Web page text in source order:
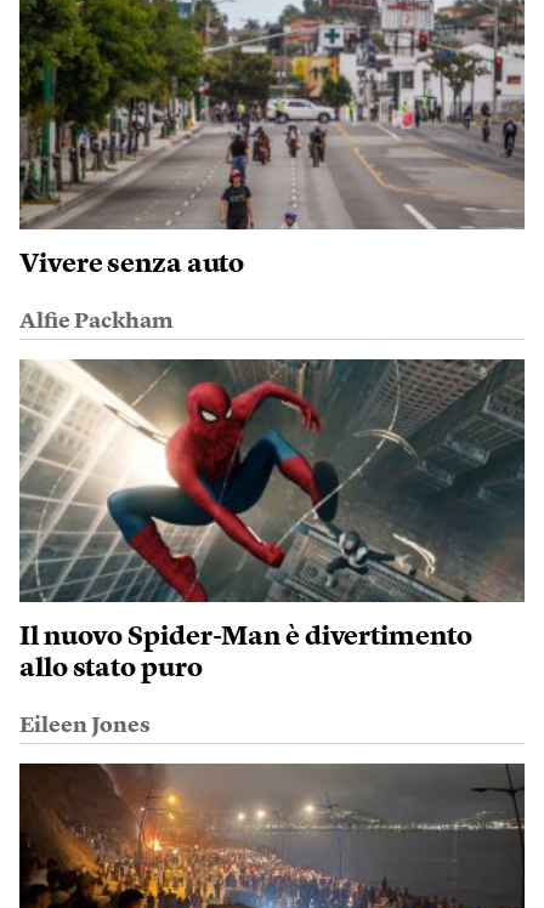
Vivere senza auto
Alfie Packham
Il nuovo Spider-Man è divertimento
allo stato puro
Eileen Jones